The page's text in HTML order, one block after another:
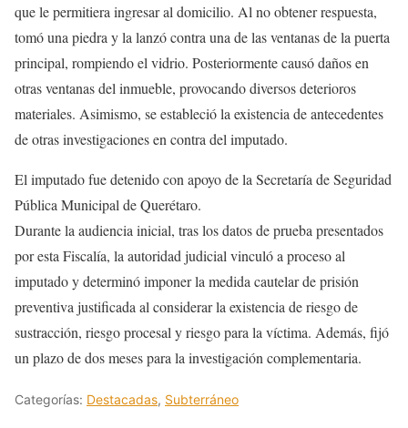
que le permitiera ingresar al domicilio. Al no obtener respuesta,
tomó una piedra y la lanzó contra una de las ventanas de la puerta
principal, rompiendo el vidrio. Posteriormente causó daños en
otras ventanas del inmueble, provocando diversos deterioros
materiales. Asimismo, se estableció la existencia de antecedentes
de otras investigaciones en contra del imputado.
El imputado fue detenido con apoyo de la Secretaría de Seguridad
Pública Municipal de Querétaro.
Durante la audiencia inicial, tras los datos de prueba presentados
por esta Fiscalía, la autoridad judicial vinculó a proceso al
imputado y determinó imponer la medida cautelar de prisión
preventiva justificada al considerar la existencia de riesgo de
sustracción, riesgo procesal y riesgo para la víctima. Además, fijó
un plazo de dos meses para la investigación complementaria.
Categorías: Destacadas, Subterráneo